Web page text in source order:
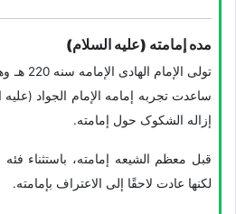
مده إمامته (علیه السلام)
تولى
ساعدت تجربه إمامه الإمام الجواد
إزاله الشکوک حول إمامته.
قبل معظم الشیعه إمامته، باستثناء
لکنها عادت لاحقًا إلى الاعتراف بإمامته.